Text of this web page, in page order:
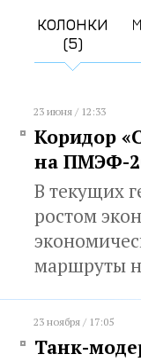
КОЛОНКИ
(5)
23 июня / 12:33
Коридор
на ПМЭФ-
В текущих
ростом
маршруты
23 ноября / 17:05
Танк-